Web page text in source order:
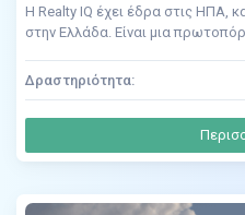
Η Realty IQ έχει έδρα στις ΗΠΑ,
στην Ελλάδα. Είναι μια
Δραστηριότητα: